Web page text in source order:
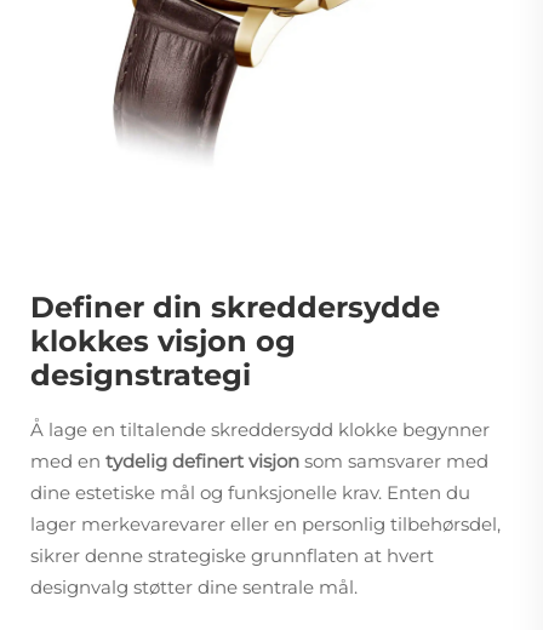
Definer din skreddersydde
klokkes visjon og
designstrategi
Å lage en tiltalende skreddersydd klokke begynner
med en tydelig definert visjon som samsvarer med
dine estetiske mål og funksjonelle krav. Enten du
lager merkevarevarer eller en personlig tilbehørsdel,
sikrer denne strategiske grunnflaten at hvert
designvalg støtter dine sentrale mål.